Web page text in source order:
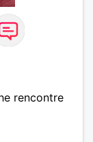
rencontre